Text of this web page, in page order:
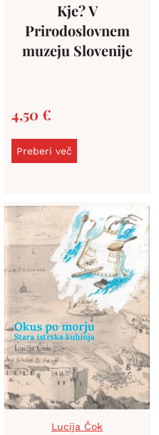
Kje? V
Prirodoslovnem
muzeju Slovenije
4,50 €
Preberi več
Lucija Čok